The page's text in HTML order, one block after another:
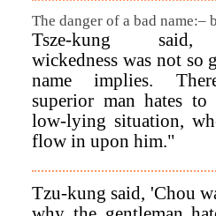
The danger of a bad name:–
Tsze-kung said,
wickedness was not so
name implies.
superior man hates
low-lying situation,
flow in upon him."
Tzu-kung said, 'Chou